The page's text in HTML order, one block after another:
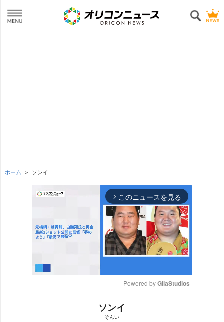
ホーム ソンイ
arrow_forward_ios このニュースを見る
Powered by GliaStudios
ソンイ
そんい